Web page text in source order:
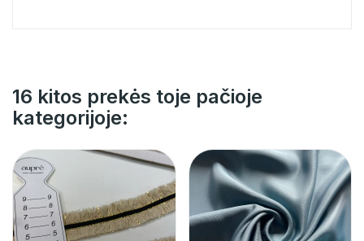
16 kitos prekės toje pačioje
kategorijoje: